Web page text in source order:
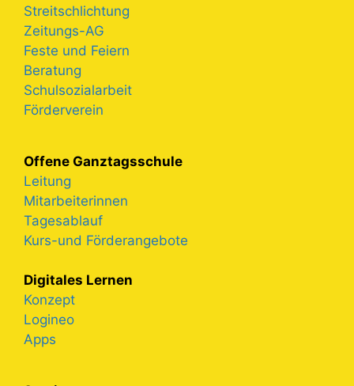
Streitschlichtung
Zeitungs-AG
Feste und Feiern
Beratung
Schulsozialarbeit
Förderverein
Offene Ganztagsschule
Leitung
Mitarbeiterinnen
Tagesablauf
Kurs-und Förderangebote
Digitales Lernen
Konzept
Logineo
Apps